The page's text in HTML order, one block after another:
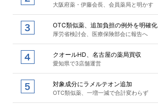
大阪府薬・伊藤会長、会員薬局と明かす
OTC類似薬、追加負担の例外を明確化
厚労省検討会、医療保険部会に報告へ
クオールHD、名古屋の薬局買収
愛知県で3店舗運営
対象成分にラメルテオン追加
OTC類似薬、一増一減で合計変わらず